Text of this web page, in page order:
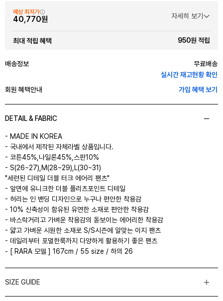
예상 최저가
40,770원 자세히 보기
최대 적립 혜택 950원 적립
배송정보
무료배송
실시간 재고현황 확인
회원 혜택안내
가입 혜택 보기
DETAIL & FABRIC
- MADE IN KOREA
- 국내에서 제작된 자체라벨 상품입니다.
- 코튼45%,나일론45%,스판10%
- S(26~27),M(28~29),L(30~31)
"세련된 디테일 더블 터크 에어리 팬츠"
- 앞면에 유니크한 더블 플리츠포인트 디테일
- 허리는 인 밴딩 디자인으로 누구나 편안한 착용감
- 10% 신축성이 함유된 유연한 소재로 편안한 착용감
- 바스락거리고 가벼운 착용감의 돋보이는 에어리한 착용감
- 얇고 가벼운 시원한 소재로 S/S시즌에 알맞는 이지 팬츠
- 데일리부터 포멀한룩까지 다양하게 활용하기 좋은 팬츠
- [ RARA 모델 ] 167cm / 55 size / 하의 26
SIZE GUIDE